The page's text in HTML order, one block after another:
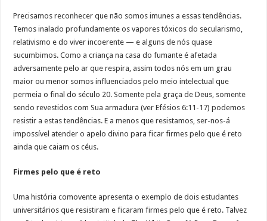
Precisamos reconhecer que não somos imunes a essas tendências.
Temos inalado profundamente os vapores tóxicos do secularismo,
relativismo e do viver incoerente — e alguns de nós quase
sucumbimos. Como a criança na casa do fumante é afetada
adversamente pelo ar que respira, assim todos nós em um grau
maior ou menor somos influenciados pelo meio intelectual que
permeia o final do século 20. Somente pela graça de Deus, somente
sendo revestidos com Sua armadura (ver Efésios 6:11-17) podemos
resistir a estas tendências. E a menos que resistamos, ser-nos-á
impossível atender o apelo divino para ficar firmes pelo que é reto
ainda que caiam os céus.
Firmes pelo que é reto
Uma história comovente apresenta o exemplo de dois estudantes
universitários que resistiram e ficaram firmes pelo que é reto. Talvez